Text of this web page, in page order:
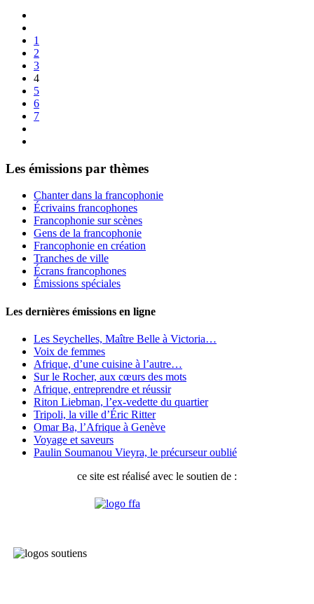
1
2
3
4
5
6
7
Les émissions par thèmes
Chanter dans la francophonie
Écrivains francophones
Francophonie sur scènes
Gens de la francophonie
Francophonie en création
Tranches de ville
Écrans francophones
Émissions spéciales
Les dernières émissions en ligne
Les Seychelles, Maître Belle à Victoria…
Voix de femmes
Afrique, d’une cuisine à l’autre…
Sur le Rocher, aux cœurs des mots
Afrique, entreprendre et réussir
Riton Liebman, l’ex-vedette du quartier
Tripoli, la ville d’Éric Ritter
Omar Ba, l’Afrique à Genève
Voyage et saveurs
Paulin Soumanou Vieyra, le précurseur oublié
ce site est réalisé avec le soutien de :